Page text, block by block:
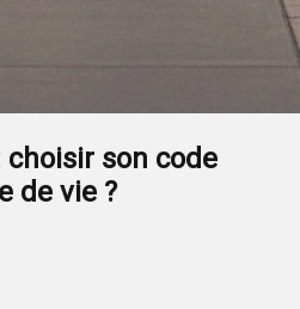
son code
de vie ?